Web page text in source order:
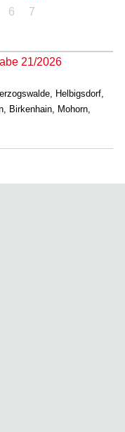
6 7
21/2026
Helbigsdorf,
Birkenhain, Mohorn,